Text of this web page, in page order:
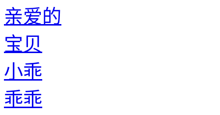
亲爱的
宝贝
小乖
乖乖